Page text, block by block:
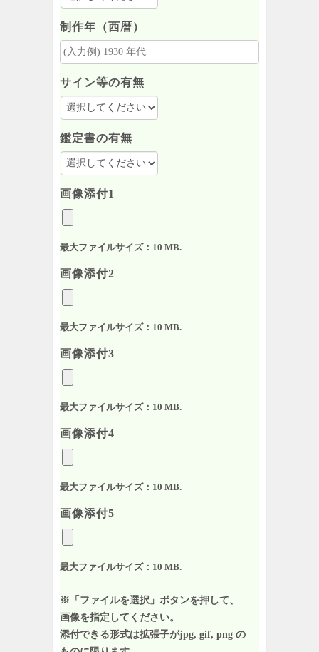
制作年（西暦）
サイン等の有無
鑑定書の有無
画像添付1
最大ファイルサイズ：10 MB.
画像添付2
最大ファイルサイズ：10 MB.
画像添付3
最大ファイルサイズ：10 MB.
画像添付4
最大ファイルサイズ：10 MB.
画像添付5
最大ファイルサイズ：10 MB.
※「ファイルを選択」ボタンを押して、
画像を指定してください。
添付できる形式は拡張子がjpg, gif, png の